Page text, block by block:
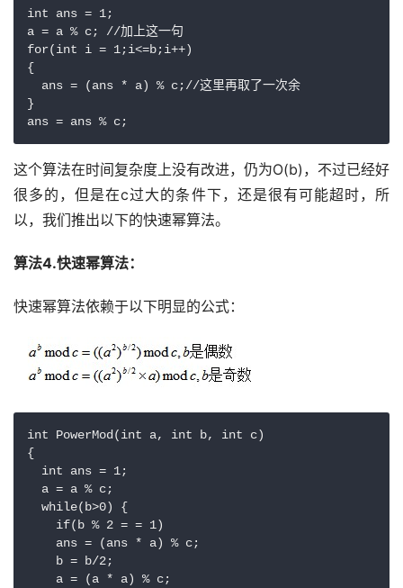
int ans = 1;
a = a % c; //加上这一句
for(int i = 1;i<=b;i++)
{
  ans = (ans * a) % c;//这里再取了一次余
}
这个算法在时间复杂度上没有改进，仍为O(b)，不过已经好
很多的，但是在c过大的条件下，还是很有可能超时，所
以，我们推出以下的快速幂算法。
算法4.快速幂算法：
快速幂算法依赖于以下明显的公式：
int PowerMod(int a, int b, int c)
{
  int ans = 1;
  a = a % c;
  while(b>0) {
    if(b % 2 = = 1)
    ans = (ans * a) % c;
    b = b/2;
    a = (a * a) % c;